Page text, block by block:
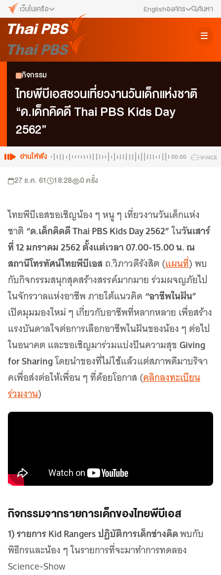
เว็บในเครือ
เว็บไซต์ในเครือ
ALTV
ทุกความสุข...ดูฟรี ไม่มีโฆษณา
พื้นที่นำเสนอวาระของสังคม
Thai PBS Podcast
Thai PBS World
เว็บไซต์บริการ
เพราะพลังการสื่อสารอยู่ในมือคุณ
Locals
นิเวศสื่อสาธารณะท้องถิ่นคุณภาพ
Policy Watch
จับตาอนาคตประเทศไทย
The Visual
Making Data Visible
Thai PBS Verify
ตรวจสอบข่าวปลอม คัดกรองข่าวจริง
Englishองค์กร
ข่าวประชาสัมพันธ์
คณะกรรมการนโยบาย ส.ส.ท.
สภาผู้ชมและผู้ฟังรายการ
ค้นหา
กิจกรรม
ไทยพีบีเอสชวนเที่ยวงานวันเด็กแห่งชาติ
“ด.เด็กคิดดี Thai PBS Kids Day
2562”
อ่านให้ฟัง 00:00
27 ธ.ค. 61 18:28 0 ครั้ง
ไทยพีบีเอสขอเชิญน้อง ๆ หนู ๆ เที่ยวงานวันเด็กแห่ง
ชาติ “ด.เด็กคิดดี Thai PBS Kids Day 2562”ในวันเสาร์
ที่ 12 มกราคม 2562 ตั้งแต่เวลา 07.00-15.00 น. ณ
สถานีโทรทัศน์ไทยพีบีเอส ถ.วิภาวดีรังสิต (แผนที่) พบ
กับกิจกรรมสนุกสุดสร้างสรรค์มากมาย ร่วมผจญภัยไป
ในจักรวาลแห่งอาชีพ ภายใต้แนวคิด “อาชีพในฝัน”
เปิดมุมมองใหม่ ๆ เกี่ยวกับอาชีพที่หลากหลาย เพื่อสร้าง
แรงบันดาลใจต่อการเลือกอาชีพในฝันของน้อง ๆ ต่อไป
ในอนาคต และขอเชิญมาร่วมแบ่งปันความสุข Giving
for Sharingโดยนำของที่ไม่ใช้แล้วแต่สภาพดีมาบริจา
คเพื่อส่งต่อให้เพื่อน ๆ ที่ด้อยโอกาส (คลิกลงทะเบียน
ร่วมงาน)
กิจกรรมจากรายการเด็กของไทยพีบีเอส
1) รายการ Kid Rangersปฏิบัติการเด็กช่างคิดพบกับ
พิธีกรและน้อง ๆ ในรายการที่จะมาทำการทดลอง
Science-Show